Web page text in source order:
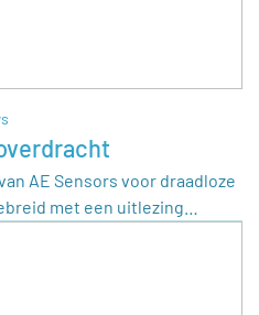
AE Sensors voor draadloze
met een uitlezing…